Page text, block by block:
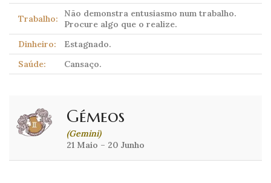
Trabalho:
Não demonstra entusiasmo num trabalho.
Procure algo que o realize.
Dinheiro:
Estagnado.
Saúde:
Cansaço.
Gémeos
(Gemini)
21 Maio – 20 Junho